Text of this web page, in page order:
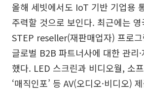
올해 세빗에서도 IoT 기반 기업용
주력할 것으로 보인다. 최근에는
STEP reseller(재판매업자) 프로
글로벌 B2B 파트너사에 대한 관리
했다. LED 스크린과 비디오월, 소
‘매직인포’ 등 AV(오디오·비디오)